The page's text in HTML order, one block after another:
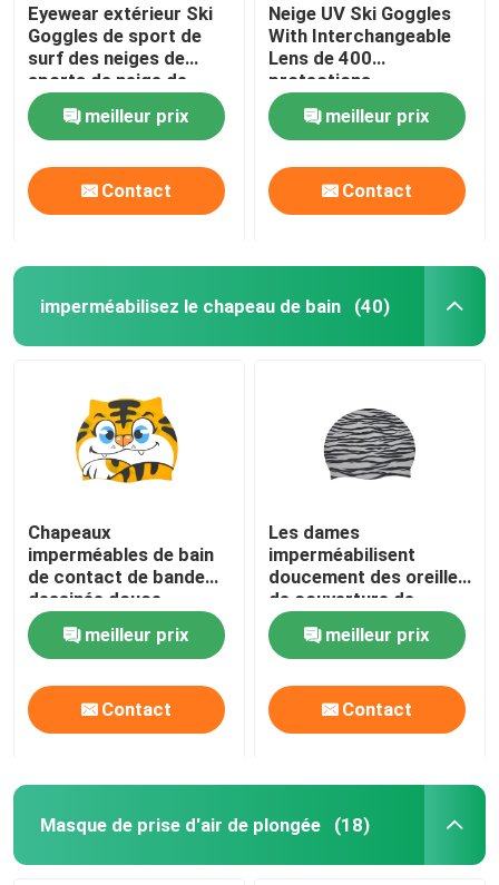
Eyewear extérieur Ski
Goggles de sport de
surf des neiges de
sports de neige de
doubles couches de
miroir d'hiver fait sur
commande
antibrouillard de haute
qualité de lentille
meilleur prix
Contact
Neige UV Ski Goggles
With Interchangeable
Lens de 400
protections
meilleur prix
Contact
imperméabilisez le chapeau de bain (40)
Chapeaux
imperméables de bain
de contact de bande
dessinée douce
d'enfants pour les
cheveux courts de
longs cheveux
meilleur prix
Contact
Les dames
imperméabilisent
doucement des oreilles
de couverture de
chapeau de bain
aucune odeur
particulière
meilleur prix
Contact
Masque de prise d'air de plongée (18)